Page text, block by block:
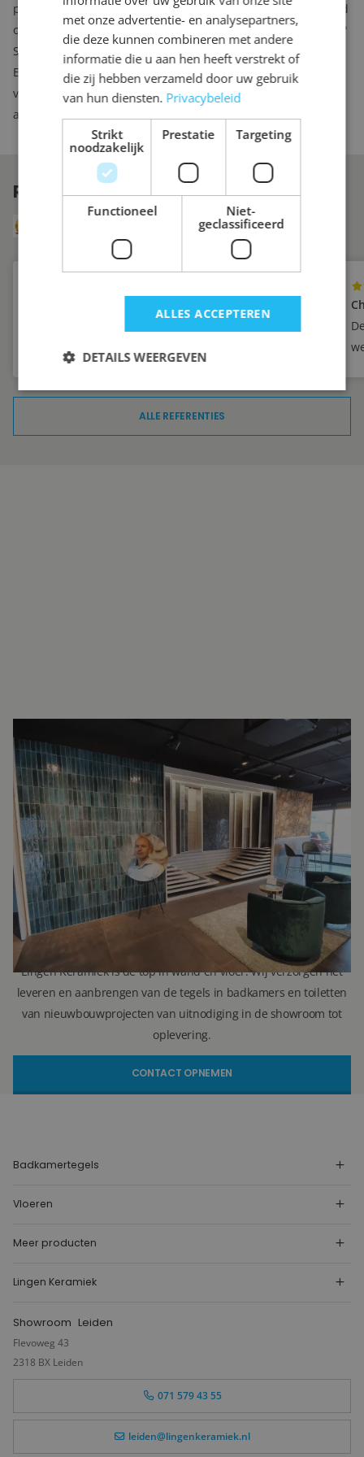
plafond gemaakt, ook het kastinterieur wordt volledig afgestemd
op uw wensen. Wilt u planken, roedes, lades… waar en hoeveel?
Samen stellen we een kast samen die perfect voor u zal werken.
En mocht u over een aantal jaren toch nog iets willen
veranderen aan het kastinterieur, dan kunt u bij ons
aanvullende lades of planken bestellen.
REVIEWSVAN ONZE KLANTEN
ALLE REFERENTIES
INTERESSE? NEEM VOOR MEER INFORMATIE
CONTACT OP.
Ron Vellekoop
Directeur
071 579 43 55
(Leiden)
010 202 15 15
(Capelle aan den IJssel)
r.vellekoop@lingenkeramiek.nl
Lingen Keramiek is de top in wand en vloer. Wij verzorgen het
leveren en aanbrengen van de tegels in badkamers en toiletten
van nieuwbouwprojecten van uitnodiging in de showroom tot
oplevering.
CONTACT OPNEMEN
Badkamertegels
Vloeren
Meer producten
Lingen Keramiek
Showroom Leiden
Flevoweg 43
2318 BX Leiden
071 579 43 55
leiden@lingenkeramiek.nl
met onze advertentie- en analysepartners,
die deze kunnen combineren met andere
informatie die u aan hen heeft verstrekt of
die zij hebben verzameld door uw gebruik
van hun diensten. Privacybeleid
Strikt
noodzakelijk
Prestatie Targeting
Functioneel
Niet-
geclassificeerd
ALLES ACCEPTEREN
DETAILS WEERGEVEN